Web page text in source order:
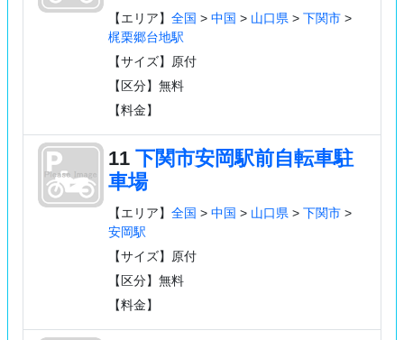
【エリア】 全国 > 中国 > 山口県 > 下関市>
梶栗郷台地駅
【サイズ】原付
【区分】無料
【料金】
11 下関市安岡駅前自転車駐
車場
【エリア】 全国 > 中国 > 山口県 > 下関市>
安岡駅
【サイズ】原付
【区分】無料
【料金】